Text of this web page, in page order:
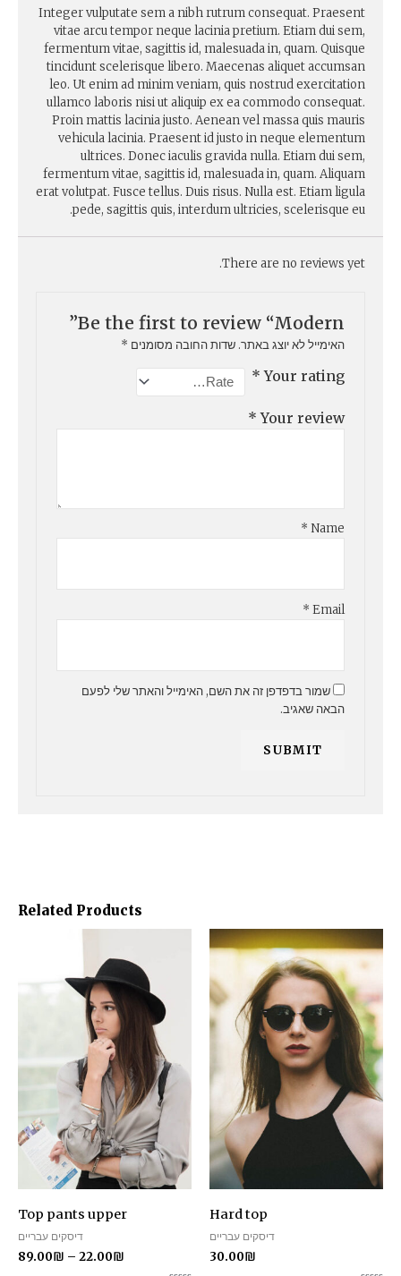
Related Products
Hard top
דיסקים עבריים
30.00₪
Top pants upper
דיסקים עבריים
22.00₪
–
89.00₪
Integer vulputate sem a nibh rutrum consequat. Praesent
vitae arcu tempor neque lacinia pretium. Etiam dui sem,
fermentum vitae, sagittis id, malesuada in, quam. Quisque
tincidunt scelerisque libero. Maecenas aliquet accumsan
leo. Ut enim ad minim veniam, quis nostrud exercitation
ullamco laboris nisi ut aliquip ex ea commodo consequat.
Proin mattis lacinia justo. Aenean vel massa quis mauris
vehicula lacinia. Praesent id justo in neque elementum
ultrices. Donec iaculis gravida nulla. Etiam dui sem,
fermentum vitae, sagittis id, malesuada in, quam. Aliquam
erat volutpat. Fusce tellus. Duis risus. Nulla est. Etiam ligula
pede, sagittis quis, interdum ultricies, scelerisque eu.
There are no reviews yet.
Be the first to review “Modern”
האימייל לא יוצג באתר. שדות החובה מסומנים *
Your rating
*
Your review
*
Name
*
Email
*
שמור בדפדפן זה את השם, האימייל והאתר שלי לפעם
הבאה שאגיב.